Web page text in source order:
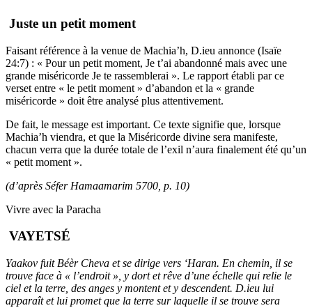
Juste un petit moment
Faisant référence à la venue de Machia’h, D.ieu annonce (Isaïe
24:7) : « Pour un petit moment, Je t’ai abandonné mais avec une
grande miséricorde Je te rassemblerai ». Le rapport établi par ce
verset entre « le petit moment » d’abandon et la « grande
miséricorde » doit être analysé plus attentivement.
De fait, le message est important. Ce texte signifie que, lorsque
Machia’h viendra, et que la Miséricorde divine sera manifeste,
chacun verra que la durée totale de l’exil n’aura finalement été qu’un
« petit moment ».
(d’après Séfer Hamaamarim 5700, p. 10)
Vivre avec la Paracha
VAYETSÉ
Yaakov fuit Béèr Cheva et se dirige vers ‘Haran. En chemin, il se
trouve face à « l’endroit », y dort et rêve d’une échelle qui relie le
ciel et la terre, des anges y montent et y descendent. D.ieu lui
apparaît et lui promet que la terre sur laquelle il se trouve sera